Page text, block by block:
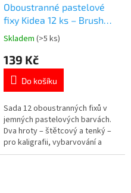
Oboustranné pastelové
fixy Kidea 12 ks – Brush
Markers
Průměrné
produktu
5,0
5
hvězdiček.
Skladem (>5 ks)
139 Kč
Do košíku
Sada 12 oboustranných fixů v
jemných pastelových barvách.
Dva hroty – štětcový a tenký –
pro kaligrafii, vybarvování a
kreativní tvoření. Více